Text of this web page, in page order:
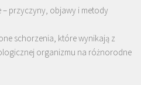
przyczyny, objawy i metody
schorzenia, które wynikają z
organizmu na różnorodne